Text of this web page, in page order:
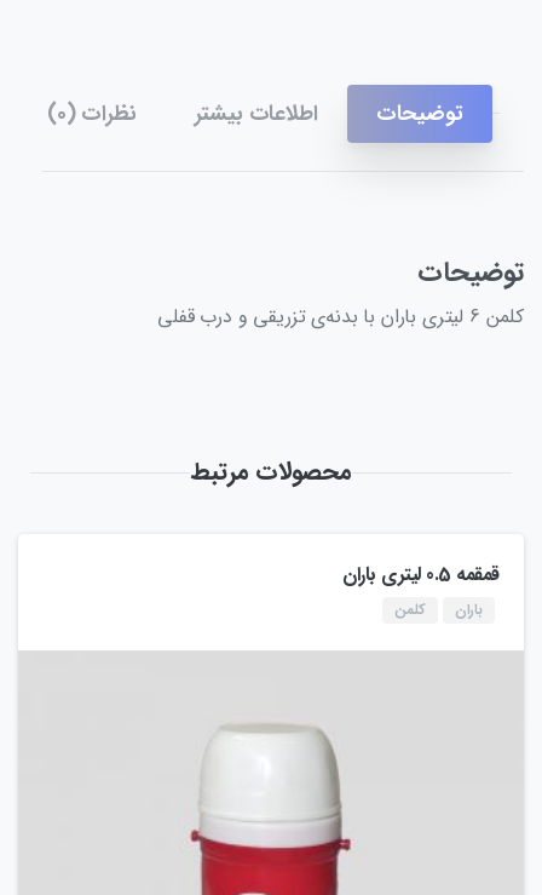
توضیحات اطلاعات بیشتر نظرات (0)
توضیحات
کلمن 6 لیتری باران با بدنه‌ی تزریقی و درب قفلی
محصولات مرتبط
قمقمه 0.5 لیتری باران
باران کلمن